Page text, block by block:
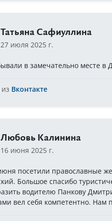
Татьяна Сафиуллина
27 июля 2025 г.
в замечательно месте в
Вконтакте
Любовь Калинина
16 июня 2025 г.
посетили православные
Большое спасибо
водителю Панкову
вел себя компетентно. Нам